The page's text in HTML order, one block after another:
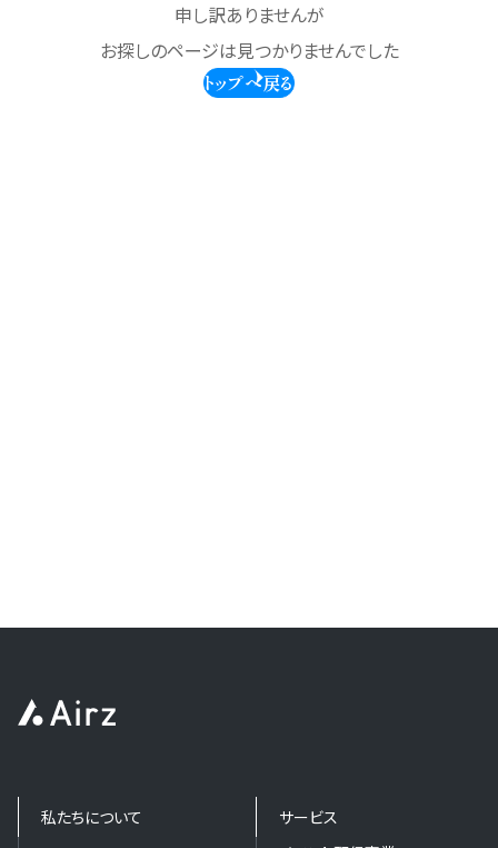
申し訳ありませんが
お探しのページは見つかりませんでした
トップへ戻る
私たちについて サービス